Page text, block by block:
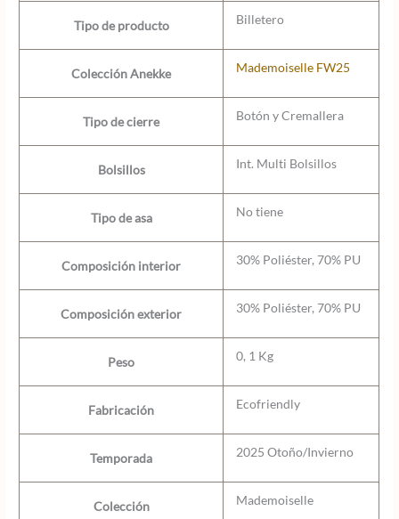
Tipo de producto Billetero
Colección Anekke Mademoiselle FW25
Tipo de cierre Botón y Cremallera
Bolsillos Int. Multi Bolsillos
Tipo de asa No tiene
Composición interior 30% Poliéster, 70% PU
Composición exterior 30% Poliéster, 70% PU
Peso 0, 1 Kg
Fabricación Ecofriendly
Temporada 2025 Otoño/Invierno
Colección Mademoiselle